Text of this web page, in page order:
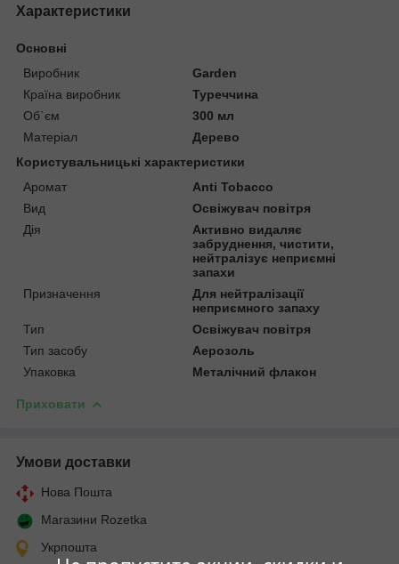
Характеристики
Основні
Виробник
Garden
Країна виробник
Туреччина
Об`єм
300 мл
Матеріал
Дерево
Користувальницькі характеристики
Аромат
Anti Tobacco
Вид
Освіжувач повітря
Дія
Активно видаляє
забруднення, чистити,
нейтралізує неприємні
запахи
Призначення
Для нейтралізації
неприємного запаху
Тип
Освіжувач повітря
Тип засобу
Аерозоль
Упаковка
Металічний флакон
Приховати
Умови доставки
Нова Пошта
Магазини Rozetka
Укрпошта